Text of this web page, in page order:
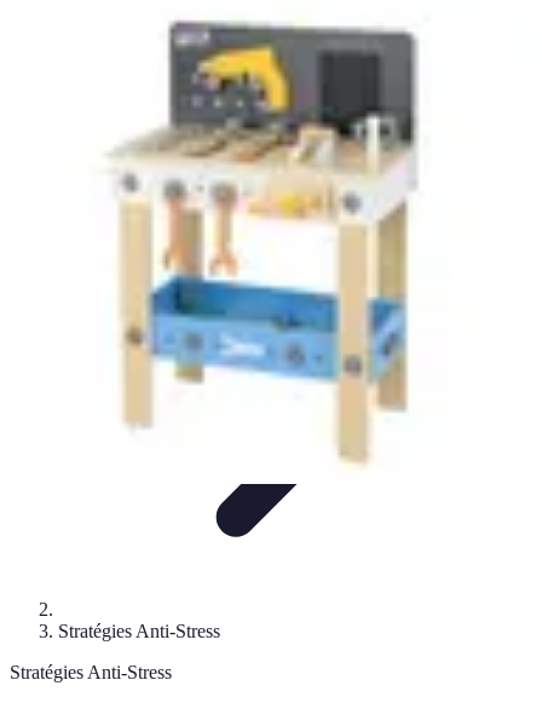
Techniques de gestion du stressTechniques et
Techniques de Gestion
Stress Maîtrise
Stratégies Anti-Stress
Stratégies Anti-Stress